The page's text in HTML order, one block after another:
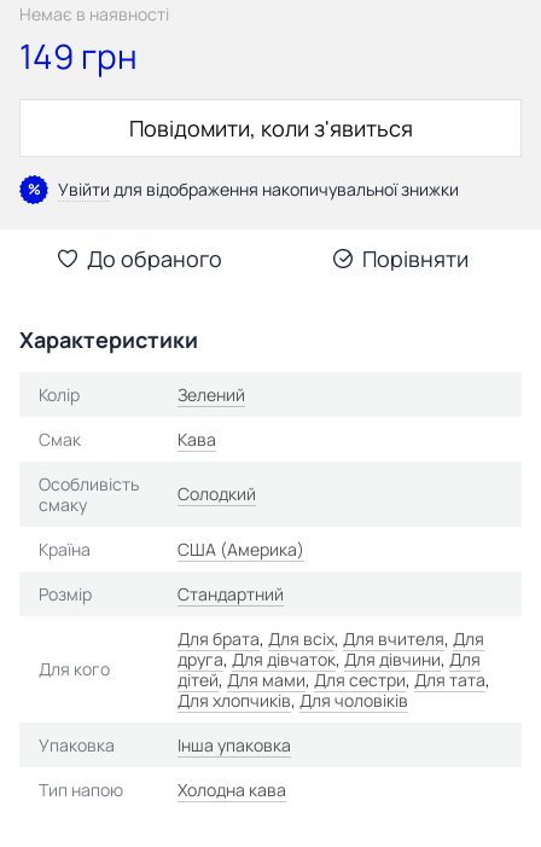
Немає в наявності
149 грн
Повідомити, коли з'явиться
% Увійти для відображення накопичувальної знижки
До обраного Порівняти
Характеристики
Колір
Зелений
Смак
Кава
Особливість
смаку
Солодкий
Країна
США (Америка)
Розмір
Стандартний
Для кого
Для брата, Для всіх, Для вчителя, Для
друга,Для дівчаток,Для дівчини, Для
дітей, Для мами,Для сестри,Для тата,
Для хлопчиків,Для чоловіків
Упаковка
Інша упаковка
Тип напою
Холодна кава